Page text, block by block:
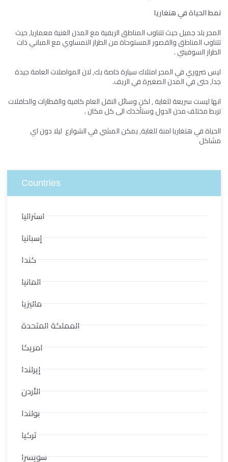
نمط الحياة في هنغاريا
المجر بلد جميل حيث تتناوب المناطق الريفية مع المدن الغنية معماريا, حيث
تتناوب المناطق والقصور المستوحاة من الطراز النمساوي مع المباني ذات
الطراز السوفيتي .
ليس ضروري في المجر امتلاك سيارة خاصة بك, لان المواصلات العامة جيدة
جدا, حتى في المدن الصغيرة في الريف.
انها ليست سريعة للغاية , لكن وسائل النقل العام كافية والقطارات والحافلات
تربط مختلف مدن الدول وستأخذك الى كل مكان .
الحياة في هتغاريا امنة للغاية, يمكن المشي في الشوارع ليلا دون اي
مشاكل
Countries
استراليا
إسبانيا
كندا
المانيا
ماليزيا
المملكة المتحدة
امريكا
إيرلندا
الأردن
بولندا
تركيا
سويسرا